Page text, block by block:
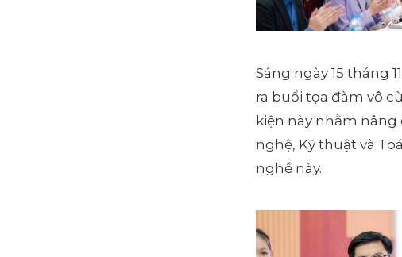
Sáng ngày 15 tháng
ra buổi tọa đàm vô
kiện này nhằm nâng
nghệ, Kỹ thuật và
nghề này.